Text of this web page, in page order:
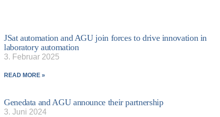
JSat automation and AGU join forces to drive innovation in
laboratory automation
3. Februar 2025
READ MORE »
Genedata and AGU announce their partnership
3. Juni 2024